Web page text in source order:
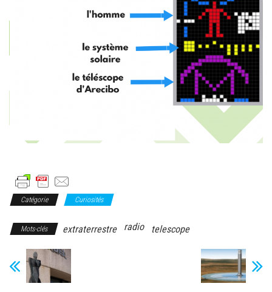
Catégorie Curiosités
Mots-clés extraterrestre radio telescope